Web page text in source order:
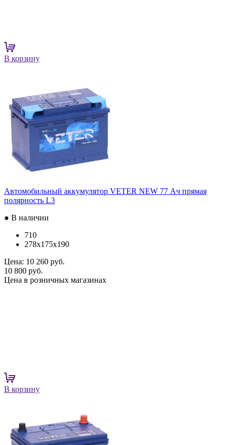
В корзину
Автомобильный аккумулятор VETER NEW 77 Ач прямая
полярность L3
● В наличии
710
278x175x190
Цена: 10 260 руб.
10 800 руб.
Цена в розничных магазинах
В корзину